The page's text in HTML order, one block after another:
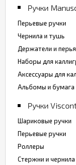
Ручки
Перьевые ручки
Чернила и тушь
Держатели и перья
Наборы для
Аксессуары для
Альбомы и бумага
Ручки
Шариковые ручки
Перьевые ручки
Роллеры
Стержни и чернила